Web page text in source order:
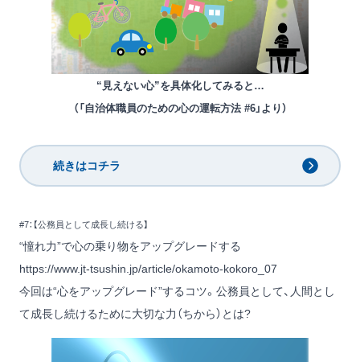
“見えない心”を具体化してみると…
（「自治体職員のための心の運転方法 #6」より）
続きはコチラ
#7：【公務員として成長し続ける】
“憧れ力”で心の乗り物をアップグレードする
https://www.jt-tsushin.jp/article/okamoto-kokoro_07
今回は“心をアップグレード”するコツ。公務員として、人間とし
て成長し続けるために大切な力（ちから）とは?